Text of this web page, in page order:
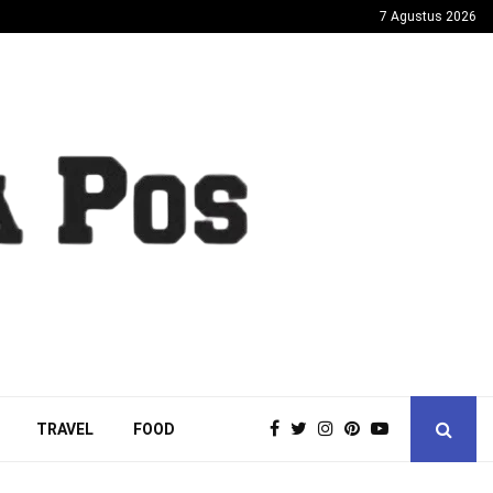
7 Agustus 2026
TRAVEL FOOD